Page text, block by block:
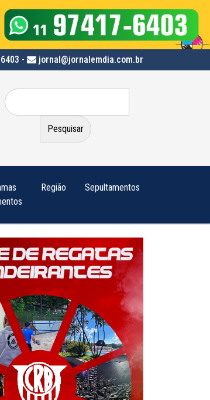
- jornal@jornalemdia.com.br
Pesquisar
por:
Região Sepultamentos